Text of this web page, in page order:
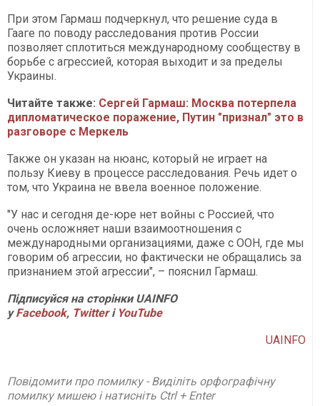
При этом Гармаш подчеркнул, что решение суда в
Гааге по поводу расследования против России
позволяет сплотиться международному сообществу в
борьбе с агрессией, которая выходит и за пределы
Украины.
Читайте также: Сергей Гармаш: Москва потерпела
дипломатическое поражение, Путин "признал" это в
разговоре с Меркель​​​​​​​
Также он указан на нюанс, который не играет на
пользу Киеву в процессе расследования. Речь идет о
том, что Украина не ввела военное положение.
"У нас и сегодня де-юре нет войны с Россией, что
очень осложняет наши взаимоотношения с
международными организациями, даже с ООН, где мы
говорим об агрессии, но фактически не обращались за
признанием этой агрессии", – пояснил Гармаш.
Підписуйся на сторінки UAINFO
уFacebook, Twitterі YouTube
UAINFO
Повідомити про помилку - Виділіть орфографічну
помилку мишею і натисніть Ctrl + Enter